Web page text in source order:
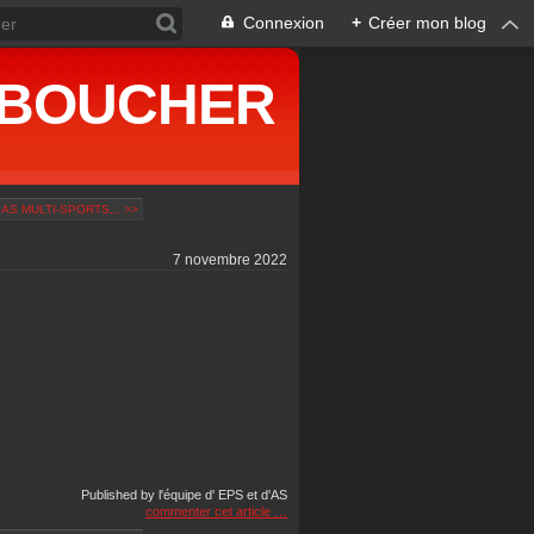
Connexion + Créer mon blog
MULTI-SPORTS... >>
7 novembre 2022
Published by l'équipe d' EPS et d'AS
commenter cet article